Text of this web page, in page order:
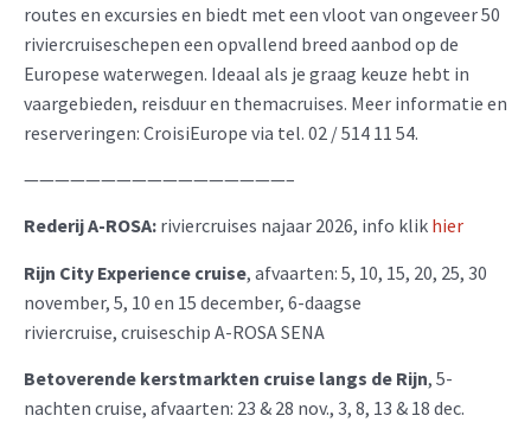
routes en excursies en biedt met een vloot van ongeveer 50
riviercruiseschepen een opvallend breed aanbod op de
Europese waterwegen. Ideaal als je graag keuze hebt in
vaargebieden, reisduur en themacruises. Meer informatie en
reserveringen: CroisiEurope via tel. 02 / 514 11 54.
—————————————————–
Rederij A-ROSA: riviercruises najaar 2026, info klik hier
Rijn City Experience cruise, afvaarten: 5, 10, 15, 20, 25, 30
november, 5, 10 en 15 december, 6-daagse
riviercruise, cruiseschip A-ROSA SENA
Betoverende kerstmarkten cruise langs de Rijn, 5-
nachten cruise, afvaarten: 23 & 28 nov., 3, 8, 13 & 18 dec.